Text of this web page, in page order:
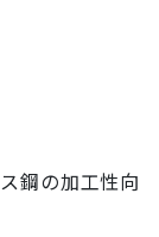
鋼の加工性向